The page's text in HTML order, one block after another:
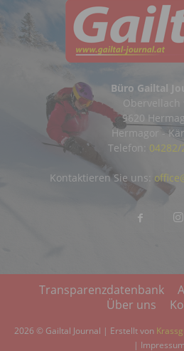
Büro Gailtal
Obervellach
9620
Hermagor -
Telefon: 04282/
Kontaktieren Sie uns:
Transparenzdatenbank
Über uns
2026 © Gailtal Journal | Erstellt von
| Impressum